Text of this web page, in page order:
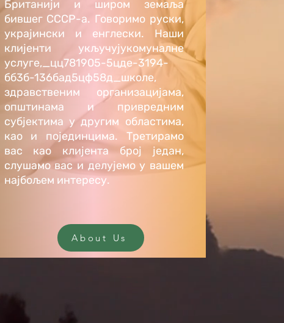
Британији и широм земаља
бившег СССР-а. Говоримо руски,
украјински и енглески. Наши
клијенти укључујукомуналне
услуге,_цц781905-5цде-3194-
бб3б-136бад5цф58д_школе,
здравственим организацијама,
општинама и привредним
субјектима у другим областима,
као и појединцима. Третирамо
вас као клијента број један,
слушамо вас и делујемо у вашем
најбољем интересу.
About Us